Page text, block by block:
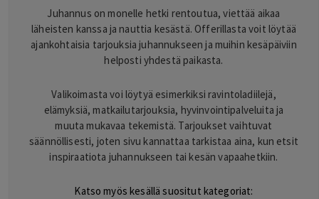
Juhannus on monelle hetki rentoutua, viettää aikaa
läheisten kanssa ja nauttia kesästä. Offerillasta voit löytää
ajankohtaisia tarjouksia juhannukseen ja muihin kesäpäiviin
helposti yhdestä paikasta.
Valikoimasta voi löytyä esimerkiksi ravintoladiilejä,
elämyksiä, matkailutarjouksia, hyvinvointipalveluita ja
muuta mukavaa tekemistä. Tarjoukset vaihtuvat
säännöllisesti, joten sivu kannattaa tarkistaa aina, kun etsit
inspiraatiota juhannukseen tai kesän vapaahetkiin.
Katso myös kesällä suositut kategoriat: